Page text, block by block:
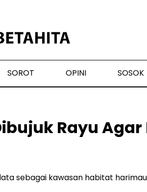
SOROT OPINI SOSOK
Rayu
sebagai kawasan habitat